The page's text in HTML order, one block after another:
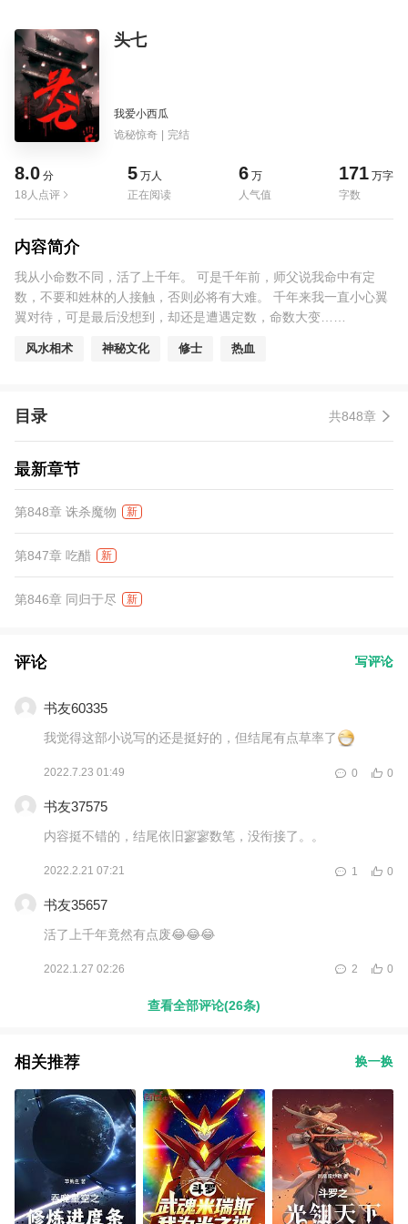
头七
我爱小西瓜
诡秘惊奇 | 完结
8.0 分
18人点评
5 万人
正在阅读
6 万
人气值
171 万字
字数
内容简介
我从小命数不同，活了上千年。 可是千年前，师父说我命中有定
数，不要和姓林的人接触，否则必将有大难。 千年来我一直小心翼
翼对待，可是最后没想到，却还是遭遇定数，命数大变……
风水相术 神秘文化 修士 热血
目录 共848章
最新章节
第848章 诛杀魔物 新
第847章 吃醋 新
第846章 同归于尽 新
评论 写评论
书友60335
我觉得这部小说写的还是挺好的，但结尾有点草率了
2022.7.23 01:49 0
0
书友37575
内容挺不错的，结尾依旧寥寥数笔，没衔接了。。
2022.2.21 07:21 0
1
书友35657
活了上千年竟然有点废😂😂😂
2022.1.27 02:26 0
2
查看全部评论(26条)
相关推荐 换一换